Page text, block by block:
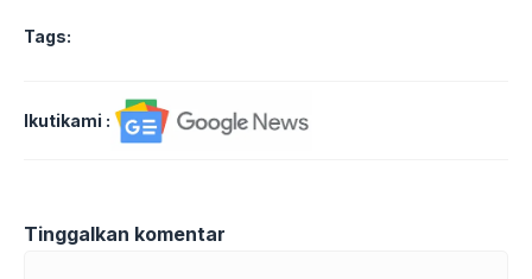
Tags:
Ikutikami :
Tinggalkan komentar